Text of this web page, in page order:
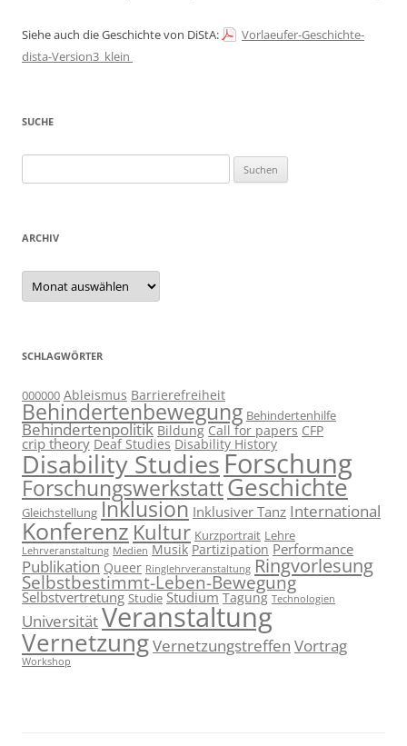
Siehe auch die Geschichte von DiStA:
Vorlaeufer-Geschichte-
dista-Version3_klein
SUCHE
nach:
ARCHIV
Archiv
SCHLAGWÖRTER
000000 Ableismus Barrierefreiheit
Behindertenbewegung Behindertenhilfe
Behindertenpolitik Bildung Call for papers CFP
crip theory Deaf Studies Disability History
Disability StudiesForschung
ForschungswerkstattGeschichte
Gleichstellung Inklusion Inklusiver Tanz International
Konferenz Kultur Kurzportrait Lehre
Lehrveranstaltung Medien Musik Partizipation Performance
Publikation Queer Ringlehrveranstaltung Ringvorlesung
Selbstbestimmt-Leben-Bewegung
Selbstvertretung Studie Studium Tagung Technologien
UniversitätVeranstaltung
VernetzungVernetzungstreffen Vortrag
Workshop